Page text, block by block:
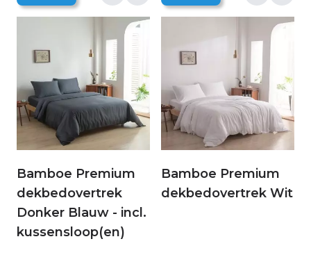
Bamboe Premium
dekbedovertrek
Donker Blauw - incl.
kussensloop(en)
Bamboe Premium
dekbedovertrek Wit